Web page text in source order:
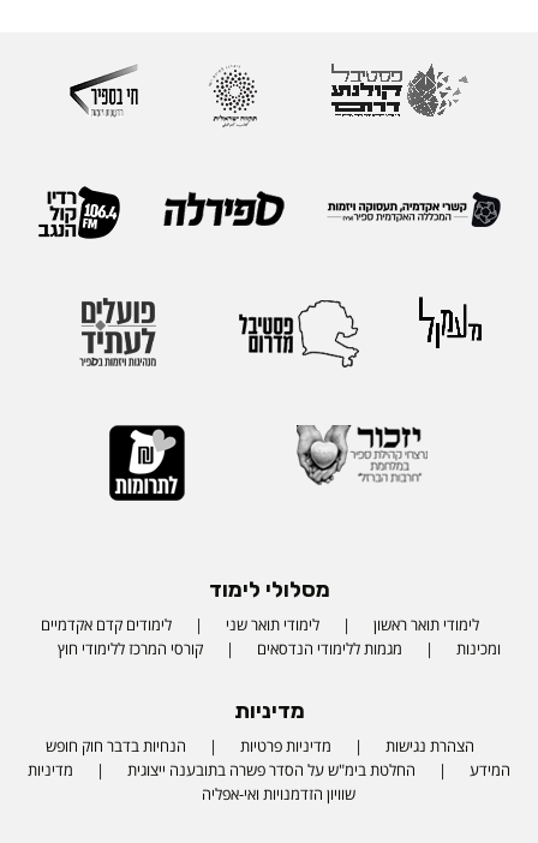
מסלולי לימוד
לימודי תואר ראשון לימודי תואר שני
לימודים קדם אקדמיים
ומכינות
מגמות ללימודי הנדסאים קורסי המרכז ללימודי חוץ
מדיניות
הצהרת נגישות מדיניות פרטיות
הנחיות בדבר חוק חופש
המידע
החלטת בימ"ש על הסדר פשרה בתובענה ייצוגית
מדיניות
שוויון הזדמנויות ואי-אפליה